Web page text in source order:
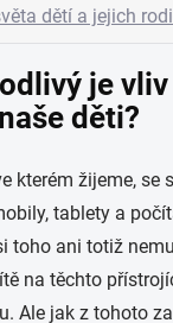
dětí a jejich
je
děti?
kterém žijeme, se
tablety a
toho ani totiž
na těchto
Ale jak z tohoto